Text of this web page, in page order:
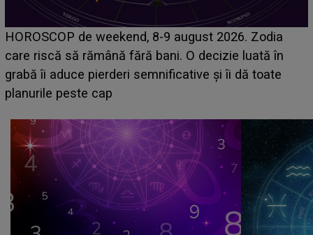
Emanuel a ținut ACEST DETALIU ASCUNS până
acum! În fața Alexandrei, concurentul din Casa Iubirii
face o MĂRTURISIRE NEAȘTEPTATĂ despre mama
sa: "I-am spus și ei în față, eu nu te iubesc pentru